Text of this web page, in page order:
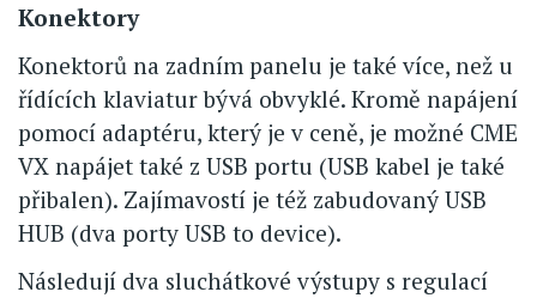
Konektory
Konektorů na zadním panelu je také více, než u
řídících klaviatur bývá obvyklé. Kromě napájení
pomocí adaptéru, který je v ceně, je možné CME
VX napájet také z USB portu (USB kabel je také
přibalen). Zajímavostí je též zabudovaný USB
HUB (dva porty USB to device).
Následují dva sluchátkové výstupy s regulací